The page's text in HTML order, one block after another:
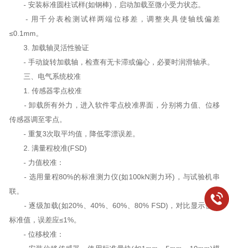
- 安装标准圆柱试样(如钢棒)，启动加载至微小受力状态。
- 用千分表检测试样两端位移差，调整夹具使轴线偏差
≤0.1mm。
3. 加载轴灵活性验证
- 手动旋转加载轴，检查有无卡滞或偏心，必要时润滑轴承。
三、电气系统校准
1. 传感器零点校准
- 卸载所有外力，进入软件零点校准界面，分别将力值、位移
传感器调至零点。
- 重复3次取平均值，降低零漂误差。
2. 满量程校准(FSD)
- 力值校准：
- 选用量程80%的标准测力仪(如100kN测力环)，与试验机串
联。
- 逐级加载(如20%、40%、60%、80% FSD)，对比显示值与
标准值，误差应≤1%。
- 位移校准：